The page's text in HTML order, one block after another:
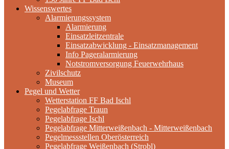
Wissenswertes
Alarmierungssystem
Alarmierung
Einsatzleitzentrale
Einsatzabwicklung - Einsatzmanagement
Info Pageralarmierung
Notstromversorgung Feuerwehrhaus
Zivilschutz
Museum
Pegel und Wetter
Wetterstation FF Bad Ischl
Pegelabfrage Traun
Pegelabfrage Ischl
Pegelabfrage Mitterweißenbach - Mitterweißenbach
Pegelmessstellen Oberösterreich
Pegelabfrage Weißenbach (Strobl)